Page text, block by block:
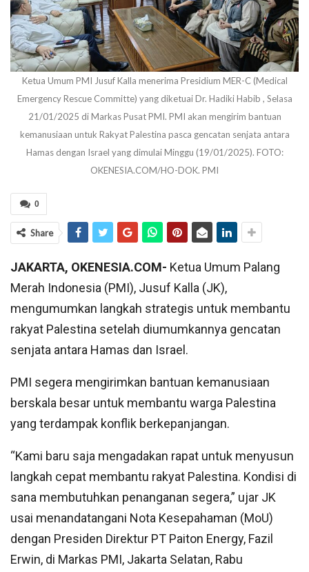
Ketua Umum PMI Jusuf Kalla menerima Presidium MER-C (Medical
Emergency Rescue Committe) yang diketuai Dr. Hadiki Habib , Selasa
21/01/2025 di Markas Pusat PMI. PMI akan mengirim bantuan
kemanusiaan untuk Rakyat Palestina pasca gencatan senjata antara
Hamas dengan Israel yang dimulai Minggu (19/01/2025). FOTO:
OKENESIA.COM/HO-DOK. PMI
0
Share
JAKARTA, OKENESIA.COM- Ketua Umum Palang
Merah Indonesia (PMI), Jusuf Kalla (JK),
mengumumkan langkah strategis untuk membantu
rakyat Palestina setelah diumumkannya gencatan
senjata antara Hamas dan Israel.
PMI segera mengirimkan bantuan kemanusiaan
berskala besar untuk membantu warga Palestina
yang terdampak konflik berkepanjangan.
“Kami baru saja mengadakan rapat untuk menyusun
langkah cepat membantu rakyat Palestina. Kondisi di
sana membutuhkan penanganan segera,” ujar JK
usai menandatangani Nota Kesepahaman (MoU)
dengan Presiden Direktur PT Paiton Energy, Fazil
Erwin, di Markas PMI, Jakarta Selatan, Rabu